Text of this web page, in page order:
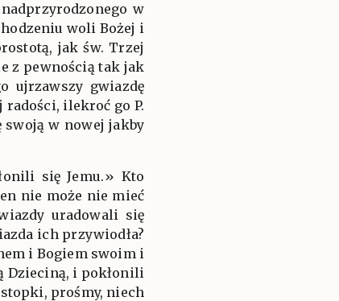
w
woli Bożej i
jak św. Trzej
z pewnością tak jak
ujrzawszy gwiazdę
ilekroć go P.
swoją w nowej jakby
się Jemu.» Kto
nie może nie mieć
uradowali się
ich przywiodła?
i Bogiem swoim i
Dzieciną, i pokłonili
prośmy, niech